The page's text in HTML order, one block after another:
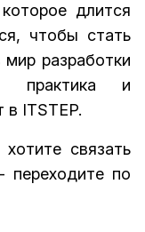
длится
чтобы стать
разработки
практика и
в ITSTEP.
связать
переходите по